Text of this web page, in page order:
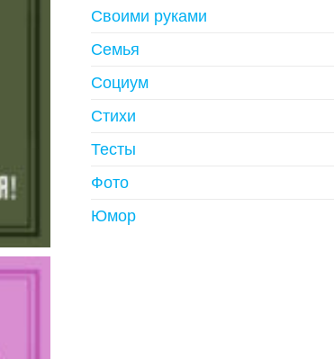
Своими руками
Семья
Социум
Стихи
Тесты
Фото
Юмор